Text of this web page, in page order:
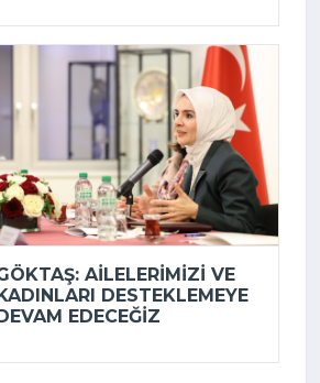
AILELERIMIZI VE
DESTEKLEMEYE
EDECEĞIZ